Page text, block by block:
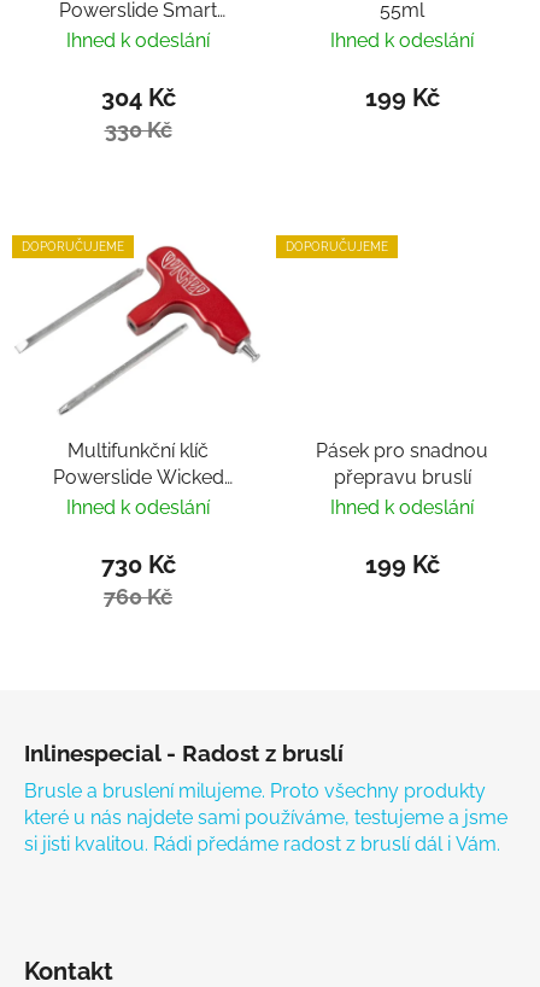
Powerslide Smart
Bearing Remover by
Ihned k odeslání
304 Kč
330 Kč
55ml
Ihned k odeslání
199 Kč
DOPORUČUJEME
Multifunkční klíč
Powerslide Wicked
Hardcore Tool
Ihned k odeslání
730 Kč
760 Kč
DOPORUČUJEME
Pásek pro snadnou
přepravu bruslí
Ihned k odeslání
199 Kč
Inlinespecial - Radost z bruslí
Brusle a bruslení milujeme. Proto všechny produkty
které u nás najdete sami používáme, testujeme a jsme
si jisti kvalitou. Rádi předáme radost z bruslí dál i Vám.
Kontakt